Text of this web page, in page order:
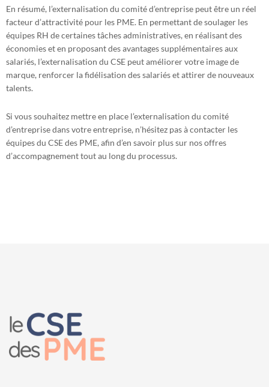
En résumé, l’externalisation du comité d’entreprise peut être un réel
facteur d’attractivité pour les PME. En permettant de soulager les
équipes RH de certaines tâches administratives, en réalisant des
économies et en proposant des avantages supplémentaires aux
salariés, l’externalisation du CSE peut améliorer votre image de
marque, renforcer la fidélisation des salariés et attirer de nouveaux
talents.
Si vous souhaitez mettre en place l’externalisation du comité
d’entreprise dans votre entreprise, n’hésitez pas à contacter les
équipes du CSE des PME, afin d’en savoir plus sur nos offres
d’accompagnement tout au long du processus.